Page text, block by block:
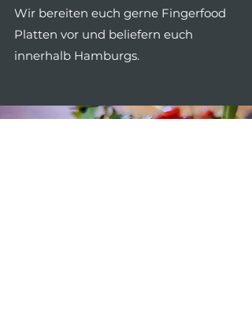
Wir bereiten euch gerne Fingerfood
Platten vor und beliefern euch
innerhalb Hamburgs.